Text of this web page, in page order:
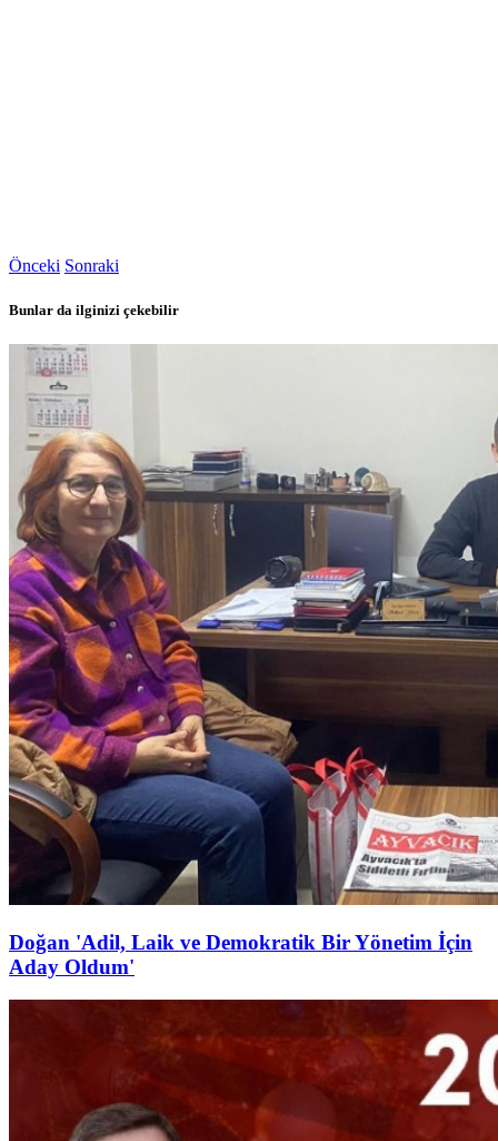
Önceki Sonraki
Bunlar da ilginizi çekebilir
Doğan 'Adil, Laik ve Demokratik Bir Yönetim İçin
Aday Oldum'